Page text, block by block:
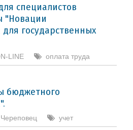
специалистов
"Новации
для государственных
LINE оплата труда
бюджетного
Череповец учет